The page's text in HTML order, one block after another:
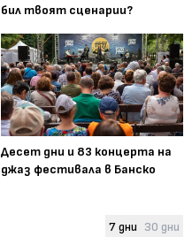
бил твоят сценарии?
Десет дни и 83 концерта на
джаз фестивала в Банско
7 дни 30 дни